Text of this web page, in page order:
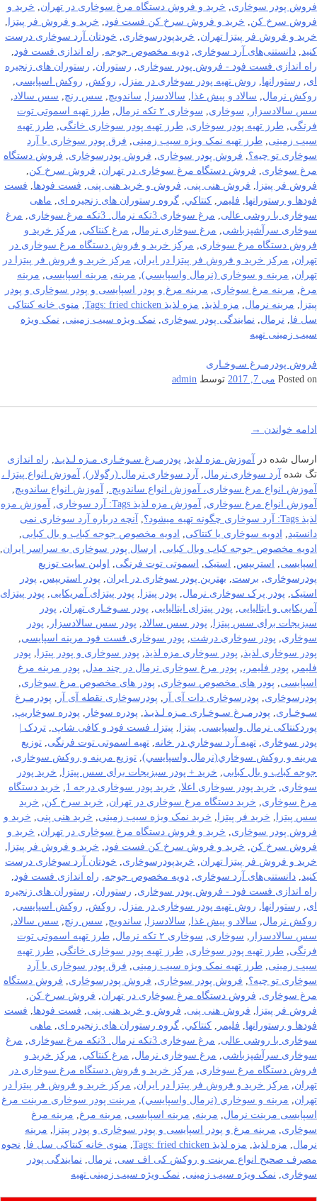
فروش پودر سوخاری, خرید و فروش دستگاه مرغ سوخاری در تهران, خرید و
فروش سرخ کن, خرید و فروش سرخ کن فست فود, خرید و فروش فر پیتزا ,
خرید و فروش فر پیتزا تهران, خریدپودرسوخاری, خودتان آرد سوخاری درست
کنید, دانستنی‌های آرد سوخاری, دویه مخصوص جوجه, راه اندازی فست فود,
راه اندازی فست فود - فروش پودر سوخاری, رستوران, رستوران های زنجیره
ای, رستورانها, روش تهیه پودر سوخاری در منزل, روکش, روکش اسپایسی,
روکش نرمال, سالاد و پیش غذا , سالادسزا , ساندویچ, سس رنچ, سس سالاد,
سس سالادسزار , سوخاری, سوخاری ۲ تکه نرمال , طرز تهیه اسموتی توت
فرنگی, طرز تهیه پودر سوخاری, طرز تهیه پودر سوخاری خانگی, طرز تهیه
سیب زمینی, طرز تهیه نمک ویژه سیب زمینی, فرق پودر سوخاری با آرد
سوخاری تو چیه؟, فروش پودر سوخاری, فروش پودرسوخاری, فروش دستگاه
مرغ سوخاری, فروش دستگاه مرغ سوخاری در تهران, فروش سرخ کن,
فروش فر پیتزا , فروش هنی پنی, فروش و خرید هنی پنی, فست فودها, فست
فودها و رستورانها, فلیمر , كنتاكي, گروه رستوران های زنجیره ای, ماهی
سوخاری با روشی عالی, مرغ سوخاری 3تکه نرمال. 3تکه مرغ سوخاری , مرغ
سوخاری سرآشپزباشی, مرغ سوخاری نرمال, مرغ کنتاکی, مرکز خرید و
فروش دستگاه مرغ سوخاری, مرکز خرید و فروش دستگاه مرغ سوخاری در
تهران, مرکز خرید و فروش فر پیتزا در ایران, مرکز خرید و فروش فر پیتزا در
تهران, مرينه و سوخاري (نرمال واسپايسي), مرینه, مرینه اسپایسی, مرینه
مرغ, مرینه مرغ سوخاری, مرینه مرغ و پودر اسپایسی و پودر سوخاری و پودر
پیتزا , مرینه نرمال, مزه لذیذ, مزه لذیذ Tags: fried chicken , منوی خانه کنتاکی
سل فا, نرمال, نمایندگی پودر سوخاری, نمک ویژه سیب زمینی, نمک ویژه
سیب زمینی تهیه
فروش پودرمـرغ سـوخـاری
Posted on می 7, 2017 توسط admin
ادامه خواندن →
ارسال شده در آموزش مزه لذیذ, پودرمـرغ سـوخـاری مـزه لـذیـذ, راه اندازی
تگ شده
آرد سوخاری نرمال, آرد سوخاری نرمال (رگولار),
آموزش انواع پیتزا ،
آموزش انواع مرغ سوخاری، آموزش انواع ساندویچ., آموزش انواع ساندویچ,
آموزش انواع مرغ سوخاری, آموزش مزه لذیذ Tags: آرد سوخاری ,
آموزش مزه
لذیذ Tags: آرد سوخاری چگونه تهیه میشود؟
,
آنچه درباره آرد سوخاری نمی
دانستید, ادویه سوخاری یا کنتاکی, ادویه مخصوص جوجه کباب و بال کبابی,
ادویه مخصوص جوجه کباب وبال کبابی, ارسال پودر سوخاری به سراسر ایران,
اسپایسی, استریپس, استیک, اسموتی توت فرنگی,
اولین سایت توزیع
پودرسوخاری, برست, بهترین پودر سوخاری در ایران, پودر استریپس, پودر
استیک, پودر پرک سوخاری نرمال, پودر پیتزا , پودر پیتزای آمریکایی, پودر پیتزای
آمریکایی و ایتالیایی, پودر پیتزای ایتالیایی, پودر سـوخـاری تهران, پودر
سبزیجات برای سس پیتزا , پودر سس سالاد, پودر سس سالادسزار , پودر
سوخاری, پودر سوخاری درشت, پودر سوخاری فست فود مرینه اسپایسی,
پودر سوخاری لذیذ, پودر سوخاری مزه لذیذ, پودر سوخاری و پودر پیتزا , پودر
فلیمر , پودر فلیمر،, پودر مرغ سوخاری نرمال در چند مدل, پودر مرینه مرغ
اسپایسی, پودر های مخصوص سوخاری, پودر های مخصوص مرغ سوخاری,
پودرسوخاری, پودرسوخاری دات آی آر , پودرسوخاری نقطه آی آر , پودرمـرغ
سـوخـاری, پودرمـرغ سـوخـاری مـزه لـذیـذ, پودره سوخار , پودره سوخاریپ,
پوردکنتاکی نرمال واسپایسی, پیتزا , پیتزا، فست فود و کافی شاپ., تردک |
پودر سوخاری, تهيه آرد سوخاري در خانه, تهیه اسموتی توت فرنگی, توزيع
مرينه و روکش سوخاري(نرمال واسپايسي), توزیع مرینه و روکش سوخاری,
جوجه کباب و بال کبابی, خرید + پودر سبزیجات برای سس پیتزا , خرید پودر
سوخاری, خرید پودر سوخاری اعلا, خرید پودر سوخاری درجه 1 , خرید دستگاه
مرغ سوخاری, خرید دستگاه مرغ سوخاری در تهران, خرید سرخ کن, خرید
سس پیتزا , خرید فر پیتزا , خرید نمک ویژه سیب زمینی, خرید هنی پنی, خرید و
فروش پودر سوخاری, خرید و فروش دستگاه مرغ سوخاری در تهران, خرید و
فروش سرخ کن, خرید و فروش سرخ کن فست فود, خرید و فروش فر پیتزا ,
خرید و فروش فر پیتزا تهران, خریدپودرسوخاری, خودتان آرد سوخاری درست
کنید, دانستنی‌های آرد سوخاری, دویه مخصوص جوجه, راه اندازی فست فود,
راه اندازی فست فود - فروش پودر سوخاری, رستوران, رستوران های زنجیره
ای, رستورانها, روش تهیه پودر سوخاری در منزل, روکش, روکش اسپایسی,
روکش نرمال, سالاد و پیش غذا , سالادسزا , ساندویچ, سس رنچ, سس سالاد,
سس سالادسزار , سوخاری, سوخاری ۲ تکه نرمال , طرز تهیه اسموتی توت
فرنگی, طرز تهیه پودر سوخاری, طرز تهیه پودر سوخاری خانگی, طرز تهیه
سیب زمینی, طرز تهیه نمک ویژه سیب زمینی, فرق پودر سوخاری با آرد
سوخاری تو چیه؟, فروش پودر سوخاری, فروش پودرسوخاری, فروش دستگاه
مرغ سوخاری, فروش دستگاه مرغ سوخاری در تهران, فروش سرخ کن,
فروش فر پیتزا , فروش هنی پنی, فروش و خرید هنی پنی, فست فودها, فست
فودها و رستورانها, فلیمر , كنتاكي, گروه رستوران های زنجیره ای, ماهی
سوخاری با روشی عالی, مرغ سوخاری 3تکه نرمال. 3تکه مرغ سوخاری , مرغ
سوخاری سرآشپزباشی, مرغ سوخاری نرمال, مرغ کنتاکی, مرکز خرید و
فروش دستگاه مرغ سوخاری, مرکز خرید و فروش دستگاه مرغ سوخاری در
تهران, مرکز خرید و فروش فر پیتزا در ایران, مرکز خرید و فروش فر پیتزا در
تهران, مرينه و سوخاري (نرمال واسپايسي), مرینت پودر سوخاری مرینت مرغ
اسپایسی مرینت نرمال, مرینه, مرینه اسپایسی, مرینه مرغ, مرینه مرغ
سوخاری, مرینه مرغ و پودر اسپایسی و پودر سوخاری و پودر پیتزا , مرینه
نرمال, مزه لذیذ, مزه لذیذ Tags: fried chicken , منوی خانه کنتاکی سل فا, نحوه
مصرف صحیح انواع مرینت و روکش کی اف سی, نرمال, نمایندگی پودر
سوخاری, نمک ویژه سیب زمینی, نمک ویژه سیب زمینی تهیه